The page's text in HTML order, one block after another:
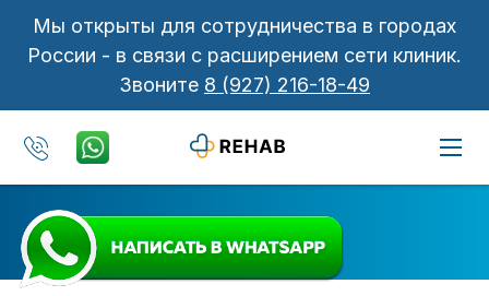
Мы открыты для сотрудничества в городах
России - в связи с расширением сети клиник.
Звоните 8 (927) 216-18-49